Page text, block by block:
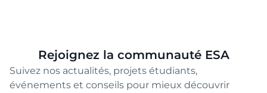
Rejoignez la communauté ESA
Suivez nos actualités, projets étudiants,
événements et conseils pour mieux découvrir